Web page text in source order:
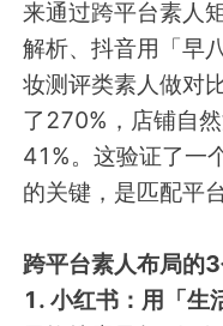
来通过跨平台素人
解析、抖音用「早
妆测评类素人做对
了270%，店铺自
41%。这验证了一
的关键，是匹配平
跨平台素人布局的
1. 小红书：用「生